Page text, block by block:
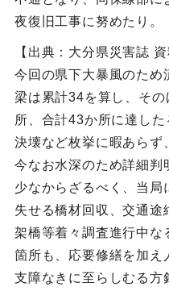
夜復旧工事に努めたり。
【出典：大分県災害誌
今回の県下大暴風のため
梁は累計34を算し、そ
所、合計43か所に達し
決壊など枚挙に暇あらず
今なお水深のため詳細判
少なからざるべく、当局
失せる橋材回収、交通途
架橋等着々調査進行中な
箇所も、応要修繕を加え
支障なきに至らしむる方